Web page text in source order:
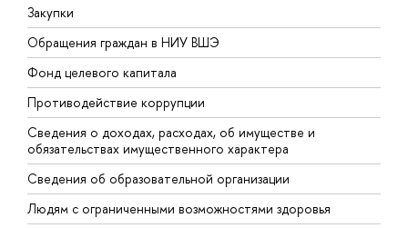
Закупки
Обращения граждан в НИУ ВШЭ
Фонд целевого капитала
Противодействие коррупции
Сведения о доходах, расходах, об имуществе и
обязательствах имущественного характера
Сведения об образовательной организации
Людям с ограниченными возможностями здоровья